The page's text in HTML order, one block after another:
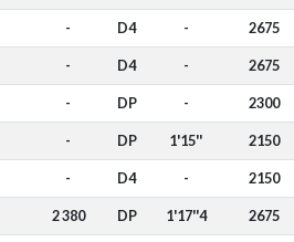
- D4 - 2675
- D4 - 2675
- DP - 2300
- DP 1'15'' 2150
- D4 - 2150
2 380 DP 1'17''4 2675